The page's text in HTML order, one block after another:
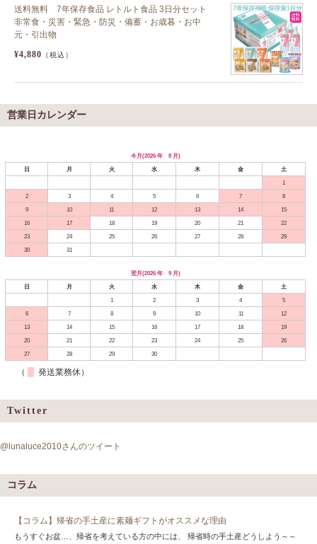
送料無料 7年保存食品 レトルト食品 3日分セット
非常食・災害・緊急・防災・備蓄・お歳暮・お中
元・引出物
¥4,880 （税込）
営業日カレンダー
今月(2026 年 8 月)
日
月 火 水 木 金
土
1
2
3 4 5 6 7
8
9
10 11 12 13 14
15
16
17 18 19 20 21
22
23
24 25 26 27 28
29
30
31
翌月(2026 年 9 月)
日
月 火 水 木 金
土
1
2 3 4
5
6
7 8 9 10 11
12
13
14 15 16 17 18
19
20
21 22 23 24 25
26
27
28 29 30
（ 発送業務休）
Twitter
@lunaluce2010さんのツイート
コラム
【コラム】帰省の手土産に素麺ギフトがオススメな理由
もうすぐお盆…、帰省を考えている方の中には、 帰省時の手土産どうしよう～～